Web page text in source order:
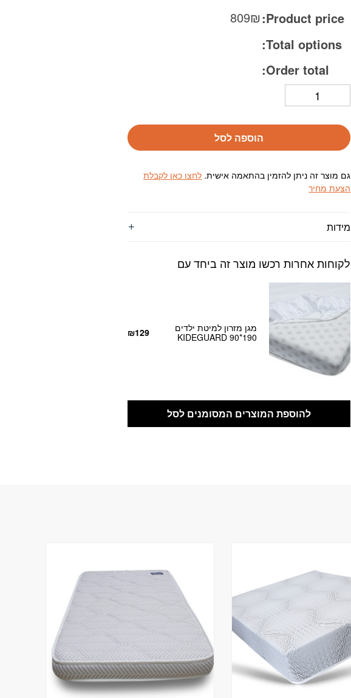
Product price:
₪
809
Total options:
Order total:
הוספה לסל
גם מוצר זה ניתן להזמין בהתאמה אישית. לחצו כאן לקבלת
הצעת מחיר
מידות
לקוחות אחרות רכשו מוצר זה ביחד עם
מגן מזרון למיטת ילדים
KIDEGUARD 90*190
₪129
להוספת המוצרים המסומנים לסל